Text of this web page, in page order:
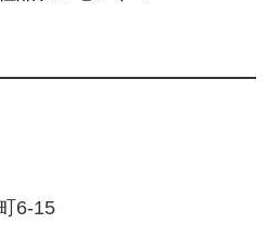
6-15